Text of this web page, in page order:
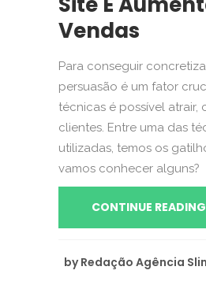
Vendas
Para conseguir
persuasão é um fator
técnicas é possível atrair,
clientes. Entre uma das
utilizadas, temos os
vamos conhecer alguns?
CONTINUE READING
by Redação Agência